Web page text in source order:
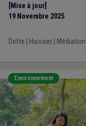
[Mise à jour]
19 Novembre 2025
Dette Huissier|
Environnement